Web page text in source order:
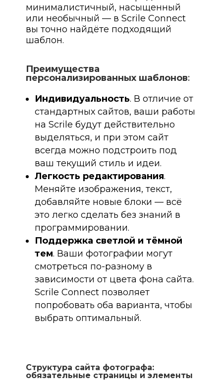
минималистичный, насыщенный
или необычный — в Scrile Connect
вы точно найдёте подходящий
шаблон.
Преимущества
персонализированных шаблонов:
Индивидуальность. В отличие от
стандартных сайтов, ваши работы
на Scrile будут действительно
выделяться, и при этом сайт
всегда можно подстроить под
ваш текущий стиль и идеи.
Легкость редактирования.
Меняйте изображения, текст,
добавляйте новые блоки — всё
это легко сделать без знаний в
программировании.
Поддержка светлой и тёмной
тем. Ваши фотографии могут
смотреться по-разному в
зависимости от цвета фона сайта.
Scrile Connect позволяет
попробовать оба варианта, чтобы
выбрать оптимальный.
Структура сайта фотографа:
обязательные страницы и элементы